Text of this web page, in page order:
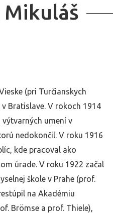
Mikuláš
(pri Turčianskych
Bratislave. V rokoch 1914
umení v
nedokončil. V roku 1916
kde pracoval ako
úrade. V roku 1922 začal
škole v Prahe (prof.
na Akadémiu
Brömse a prof. Thiele),